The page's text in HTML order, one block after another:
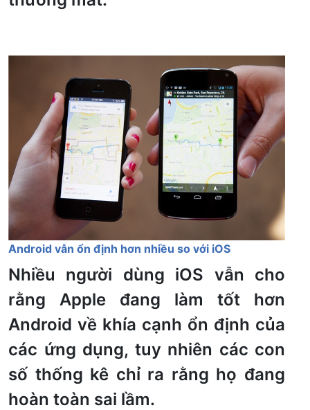
Android vẫn ổn định hơn nhiều so với iOS
Nhiều người dùng iOS vẫn cho
rằng Apple đang làm tốt hơn
Android về khía cạnh ổn định của
các ứng dụng, tuy nhiên các con
số thống kê chỉ ra rằng họ đang
hoàn toàn sai lầm.